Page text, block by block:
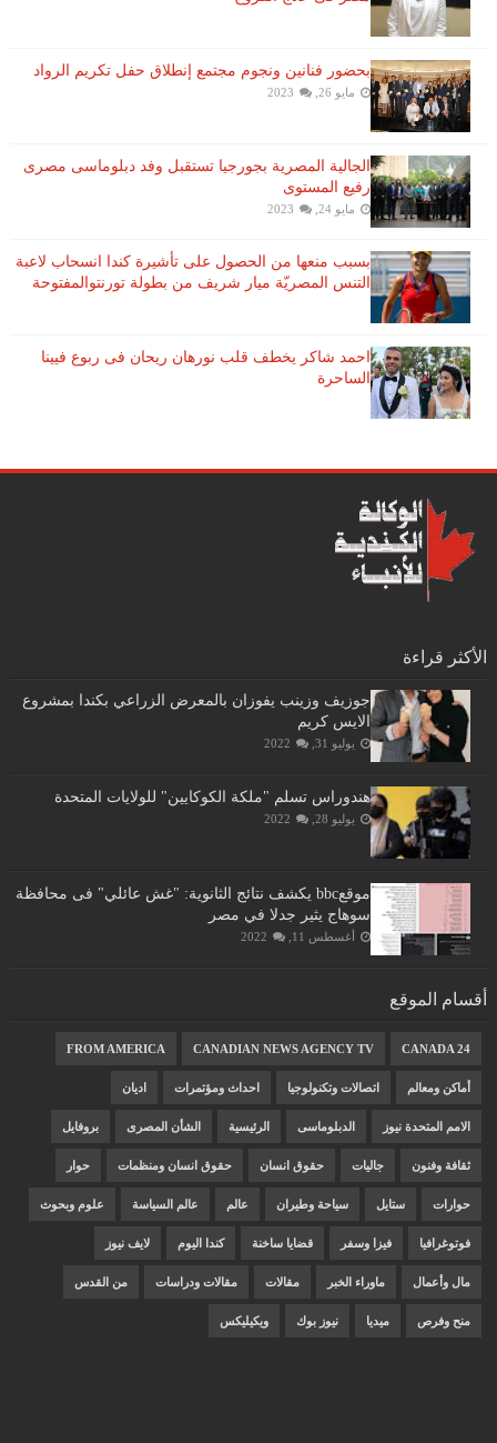
بحضور فنانين ونجوم مجتمع إنطلاق حفل تكريم الرواد
مايو 26, 2023
الجالية المصرية بجورجيا تستقبل وفد دبلوماسى مصرى
رفيع المستوى
مايو 24, 2023
بسبب منعها من الحصول على تأشيرة كندا انسحاب لاعبة ​
التنس​ المصريّة ​ميار شريف​ من بطولة ​تورنتو​المفتوحة
احمد شاكر يخطف قلب نورهان ريحان فى ربوع فيينا
الساحرة
الأكثر قراءة
جوزيف وزينب يفوزان بالمعرض الزراعي بكندا بمشروع
الايس كريم
يوليو 31, 2022
هندوراس تسلم "ملكة الكوكايين" للولايات المتحدة
يوليو 28, 2022
موقعbbc يكشف نتائج الثانوية: "غش عائلي" فى محافظة
سوهاج يثير جدلا في مصر
أغسطس 11, 2022
أقسام الموقع
CANADA 24
CANADIAN NEWS AGENCY TV
FROM AMERICA
أماكن ومعالم اتصالات وتكنولوجيا احداث ومؤتمرات اديان
الامم المتحدة نيوز الدبلوماسى الرئيسية الشأن المصرى بروفايل
ثقافة وفنون جاليات حقوق انسان حقوق انسان ومنظمات حوار
حوارات ستايل سياحة وطيران عالم عالم السياسة علوم وبحوث
فوتوغرافيا فيزا وسفر قضايا ساخنة كندا اليوم لايف نيوز
مال وأعمال ماوراء الخبر مقالات مقالات ودراسات من القدس
منح وفرص ميديا نيوز بوك ويكيليكس